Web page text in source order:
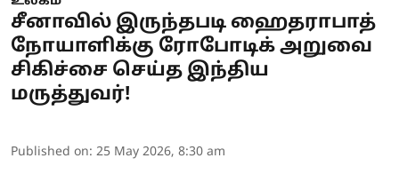
சீனாவில் இருந்தபடி ஹைதராபாத்
நோயாளிக்கு ரோபோடிக் அறுவை
சிகிச்சை செய்த இந்திய
மருத்துவர்!
Published on: 25 May 2026, 8:30 am